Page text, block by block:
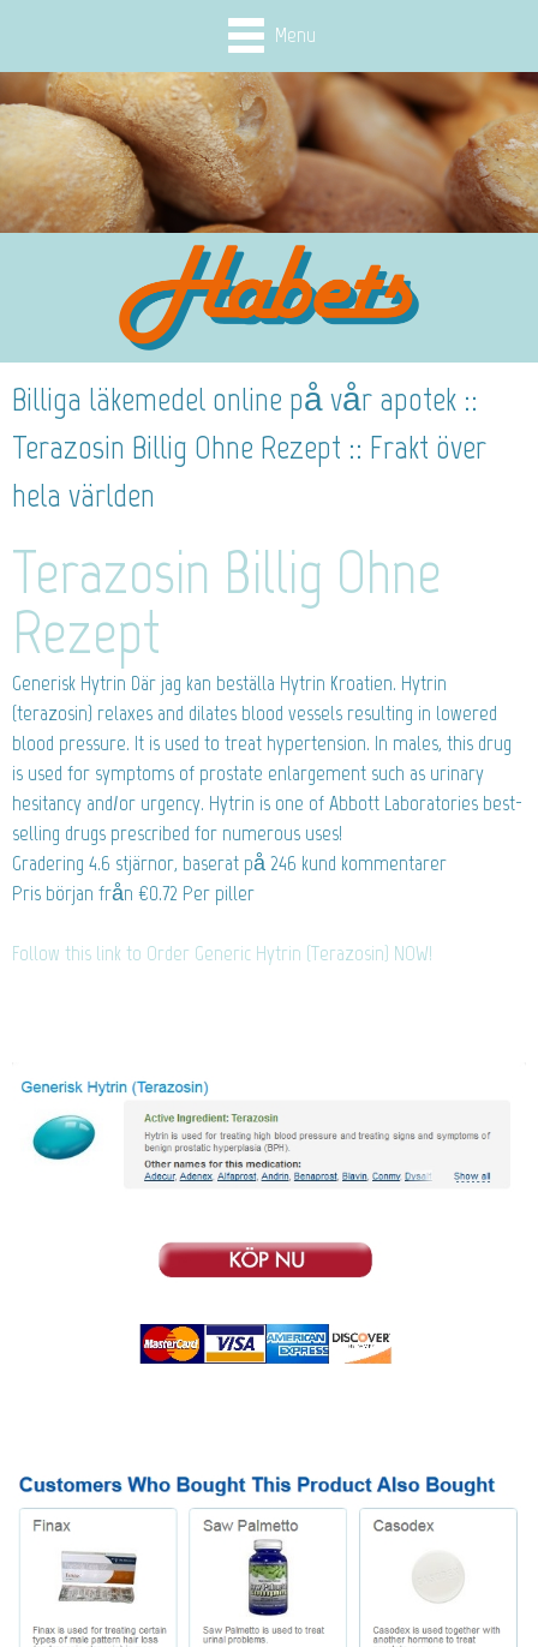
Menu
Billiga läkemedel online på vår apotek ::
Terazosin Billig Ohne Rezept :: Frakt över
hela världen
Terazosin Billig Ohne
Rezept
Generisk Hytrin Där jag kan beställa Hytrin Kroatien. Hytrin
(terazosin) relaxes and dilates blood vessels resulting in lowered
blood pressure. It is used to treat hypertension. In males, this drug
is used for symptoms of prostate enlargement such as urinary
hesitancy and/or urgency. Hytrin is one of Abbott Laboratories best-
selling drugs prescribed for numerous uses!
Gradering 4.6 stjärnor, baserat på246 kund kommentarer
Pris början från €0.72 Per piller
Follow this link to Order Generic Hytrin (Terazosin) NOW!